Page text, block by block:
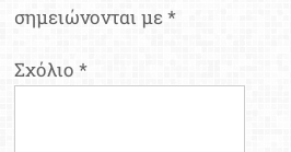
σημειώνονται με*
Σχόλιο*